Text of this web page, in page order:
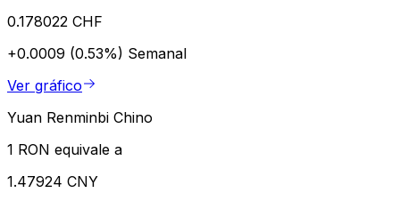
0.178022 CHF
+0.0009 (0.53%) Semanal
Ver gráfico
Yuan Renminbi Chino
1 RON equivale a
1.47924 CNY